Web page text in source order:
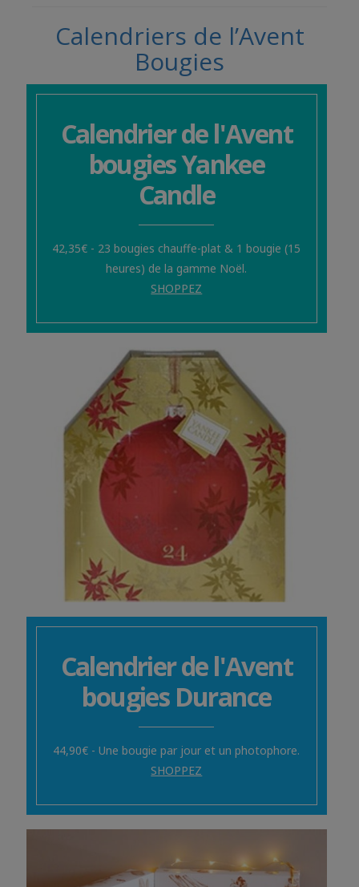
Calendriers de l’Avent
Bougies
Calendrier de l'Avent
bougies Yankee
Candle
42,35€ - 23 bougies chauffe-plat & 1 bougie (15
heures) de la gamme Noël.
SHOPPEZ
Calendrier de l'Avent
bougies Durance
44,90€ - Une bougie par jour et un photophore.
SHOPPEZ